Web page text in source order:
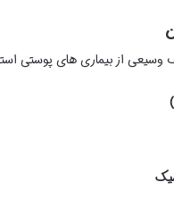
وسیعی از بیماری های پوستی